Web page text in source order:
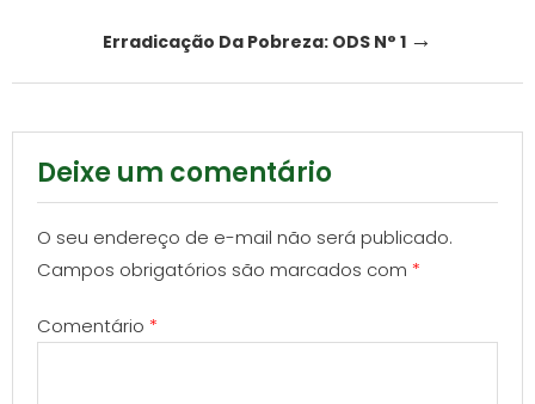
navigation
Erradicação Da Pobreza: ODS N° 1 →
Deixe um comentário
O seu endereço de e-mail não será publicado.
Campos obrigatórios são marcados com *
Comentário *